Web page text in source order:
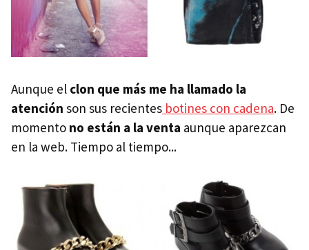
Aunque el clon que más me ha llamado la
atención son sus recientes botines con cadena. De
momento no están a la venta aunque aparezcan
en la web. Tiempo al tiempo...